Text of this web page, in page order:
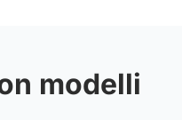
modelli